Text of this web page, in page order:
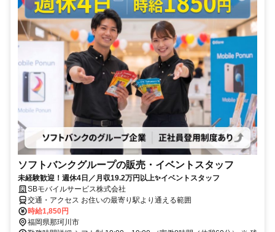
ソフトバンクグループの販売・イベントスタッフ
未経験歓迎！週休4日／月収19.2万円以上✨イベントスタッフ
SBモバイルサービス株式会社
交通・アクセス お住いの最寄り駅より通える範囲
時給1,850円
福岡県那珂川市